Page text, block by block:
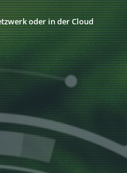
oder in der Cloud